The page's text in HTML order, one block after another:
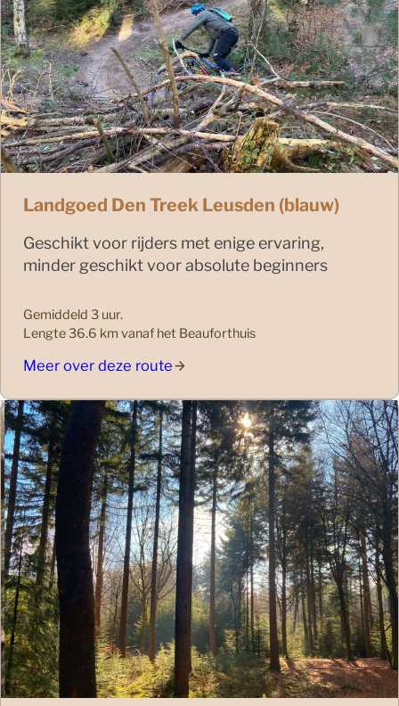
Landgoed Den Treek Leusden (blauw)
Geschikt voor rijders met enige ervaring,
minder geschikt voor absolute beginners
Gemiddeld 3 uur.
Lengte 36.6 km vanaf het Beauforthuis
Meer over deze route